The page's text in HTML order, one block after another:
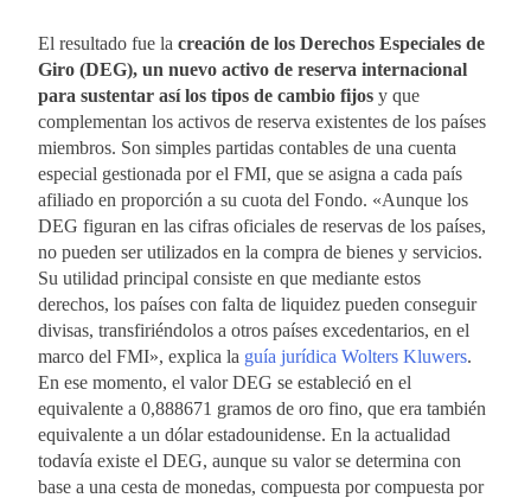
El resultado fue la creación de los Derechos Especiales de
Giro (DEG), un nuevo activo de reserva internacional
para sustentar así los tipos de cambio fijos y que
complementan los activos de reserva existentes de los países
miembros. Son simples partidas contables de una cuenta
especial gestionada por el FMI, que se asigna a cada país
afiliado en proporción a su cuota del Fondo. «Aunque los
DEG figuran en las cifras oficiales de reservas de los países,
no pueden ser utilizados en la compra de bienes y servicios.
Su utilidad principal consiste en que mediante estos
derechos, los países con falta de liquidez pueden conseguir
divisas, transfiriéndolos a otros países excedentarios, en el
marco del FMI», explica la guía jurídica Wolters Kluwers.
En ese momento, el valor DEG se estableció en el
equivalente a 0,888671 gramos de oro fino, que era también
equivalente a un dólar estadounidense. En la actualidad
todavía existe el DEG, aunque su valor se determina con
base a una cesta de monedas, compuesta por compuesta por